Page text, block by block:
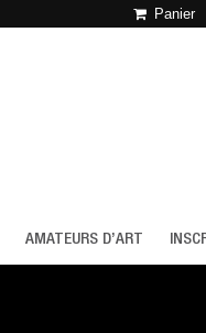
Panier
AMATEURS D’ART